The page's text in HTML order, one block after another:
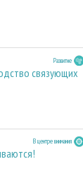
Развитие
связующих
В центре внимания